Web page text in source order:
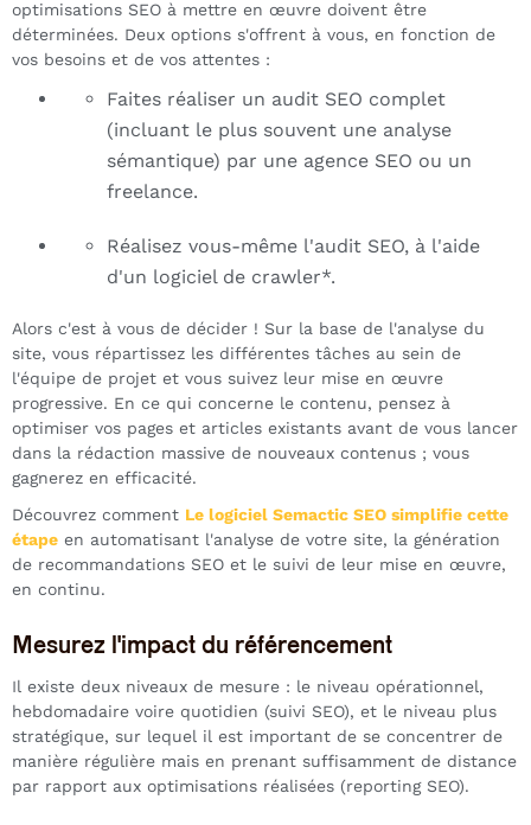
optimisations SEO à mettre en œuvre doivent être
déterminées. Deux options s'offrent à vous, en fonction de
vos besoins et de vos attentes :
Faites réaliser un audit SEO complet
(incluant le plus souvent une analyse
sémantique) par une agence SEO ou un
freelance.
Réalisez vous-même l'audit SEO, à l'aide
d'un logiciel de crawler*.
Alors c'est à vous de décider ! Sur la base de l'analyse du
site, vous répartissez les différentes tâches au sein de
l'équipe de projet et vous suivez leur mise en œuvre
progressive. En ce qui concerne le contenu, pensez à
optimiser vos pages et articles existants avant de vous lancer
dans la rédaction massive de nouveaux contenus ; vous
gagnerez en efficacité.
Découvrez comment Le logiciel Semactic SEO simplifie cette
étape en automatisant l'analyse de votre site, la génération
de recommandations SEO et le suivi de leur mise en œuvre,
en continu.
Mesurez l'impact du référencement
Il existe deux niveaux de mesure : le niveau opérationnel,
hebdomadaire voire quotidien (suivi SEO), et le niveau plus
stratégique, sur lequel il est important de se concentrer de
manière régulière mais en prenant suffisamment de distance
par rapport aux optimisations réalisées (reporting SEO).